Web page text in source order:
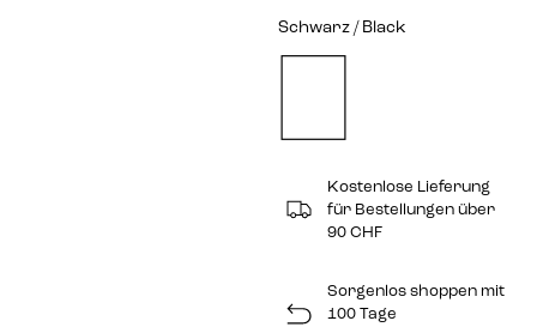
Schwarz / Black
Kostenlose Lieferung
für Bestellungen über
90 CHF
Sorgenlos shoppen mit
100 Tage